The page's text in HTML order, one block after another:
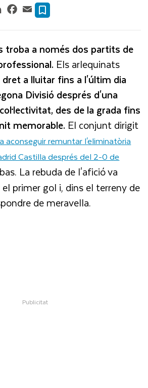
LinkedInFacebook
Email
troba a només dos partits de
Els arlequinats
dret a lluitar fins a l'últim dia
Divisió després d'una
des de la grada fins
memorable. El conjunt dirigit
aconseguir remuntar l'eliminatòria
Castilla després del 2-0 de
La rebuda de l'afició va
primer gol i, dins el terreny de
de meravella.